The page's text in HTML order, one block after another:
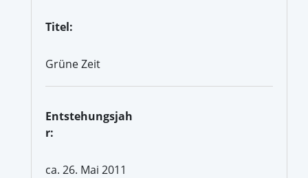
Titel:
Grüne Zeit
Entstehungsjah
r:
ca. 26. Mai 2011